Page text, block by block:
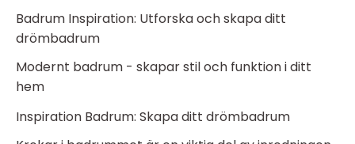
Badrum Inspiration: Utforska och skapa ditt
drömbadrum
Modernt badrum - skapar stil och funktion i ditt
hem
Inspiration Badrum: Skapa ditt drömbadrum